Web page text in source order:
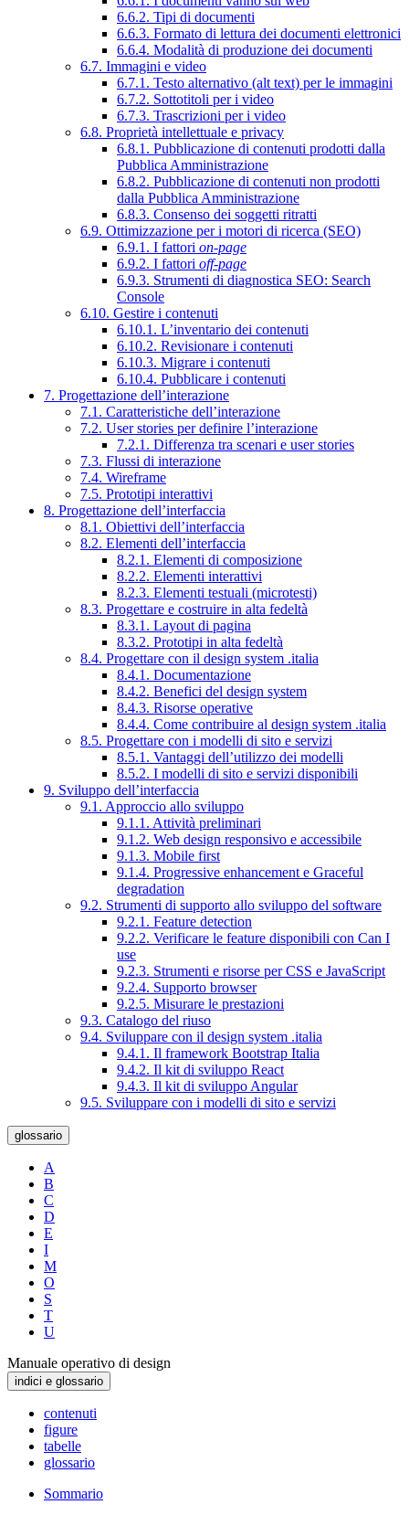
6.6.2. Tipi di documenti
6.6.3. Formato di lettura dei documenti elettronici
6.6.4. Modalità di produzione dei documenti
6.7. Immagini e video
6.7.1. Testo alternativo (alt text) per le immagini
6.7.2. Sottotitoli per i video
6.7.3. Trascrizioni per i video
6.8. Proprietà intellettuale e privacy
6.8.1. Pubblicazione di contenuti prodotti dalla
Pubblica Amministrazione
6.8.2. Pubblicazione di contenuti non prodotti
dalla Pubblica Amministrazione
6.8.3. Consenso dei soggetti ritratti
6.9. Ottimizzazione per i motori di ricerca (SEO)
6.9.1. I fattori on-page
6.9.2. I fattori off-page
6.9.3. Strumenti di diagnostica SEO: Search
Console
6.10. Gestire i contenuti
6.10.1. L’inventario dei contenuti
6.10.2. Revisionare i contenuti
6.10.3. Migrare i contenuti
6.10.4. Pubblicare i contenuti
7. Progettazione dell’interazione
7.1. Caratteristiche dell’interazione
7.2. User stories per definire l’interazione
7.2.1. Differenza tra scenari e user stories
7.3. Flussi di interazione
7.4. Wireframe
7.5. Prototipi interattivi
8. Progettazione dell’interfaccia
8.1. Obiettivi dell’interfaccia
8.2. Elementi dell’interfaccia
8.2.1. Elementi di composizione
8.2.2. Elementi interattivi
8.2.3. Elementi testuali (microtesti)
8.3. Progettare e costruire in alta fedeltà
8.3.1. Layout di pagina
8.3.2. Prototipi in alta fedeltà
8.4. Progettare con il design system .italia
8.4.1. Documentazione
8.4.2. Benefici del design system
8.4.3. Risorse operative
8.4.4. Come contribuire al design system .italia
8.5. Progettare con i modelli di sito e servizi
8.5.1. Vantaggi dell’utilizzo dei modelli
8.5.2. I modelli di sito e servizi disponibili
9. Sviluppo dell’interfaccia
9.1. Approccio allo sviluppo
9.1.1. Attività preliminari
9.1.2. Web design responsivo e accessibile
9.1.3. Mobile first
9.1.4. Progressive enhancement e Graceful
degradation
9.2. Strumenti di supporto allo sviluppo del software
9.2.1. Feature detection
9.2.2. Verificare le feature disponibili con Can I
use
9.2.3. Strumenti e risorse per CSS e JavaScript
9.2.4. Supporto browser
9.2.5. Misurare le prestazioni
9.3. Catalogo del riuso
9.4. Sviluppare con il design system .italia
9.4.1. Il framework Bootstrap Italia
9.4.2. Il kit di sviluppo React
9.4.3. Il kit di sviluppo Angular
9.5. Sviluppare con i modelli di sito e servizi
glossario
A
B
C
D
E
I
M
O
S
T
U
Manuale operativo di design
indici e glossario
contenuti
figure
tabelle
glossario
Sommario